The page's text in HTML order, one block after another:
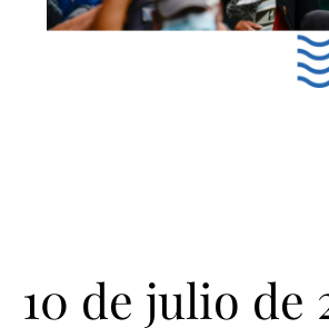
10 de julio de